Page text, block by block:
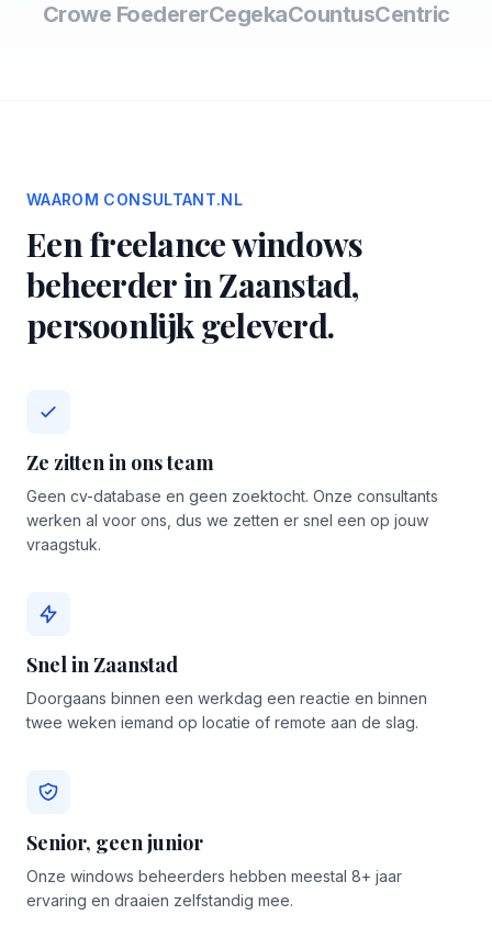
Crowe FoedererCegekaCountusCentric
WAAROM CONSULTANT.NL
Een freelance windows
beheerder in Zaanstad,
persoonlijk geleverd.
Ze zitten in ons team
Geen cv-database en geen zoektocht. Onze consultants
werken al voor ons, dus we zetten er snel een op jouw
vraagstuk.
Snel in Zaanstad
Doorgaans binnen een werkdag een reactie en binnen
twee weken iemand op locatie of remote aan de slag.
Senior, geen junior
Onze windows beheerders hebben meestal 8+ jaar
ervaring en draaien zelfstandig mee.